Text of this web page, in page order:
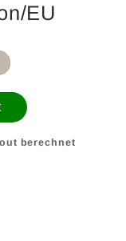
EU
berechnet